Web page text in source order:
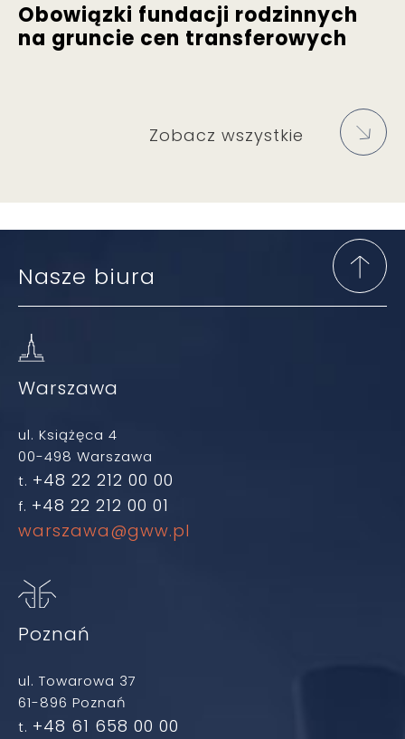
Obowiązki fundacji rodzinnych
na gruncie cen transferowych
Zobacz wszystkie
Nasze biura
Warszawa
ul. Książęca 4
00-498 Warszawa
t. +48 22 212 00 00
f. +48 22 212 00 01
warszawa@gww.pl
Poznań
ul. Towarowa 37
61-896 Poznań
t. +48 61 658 00 00